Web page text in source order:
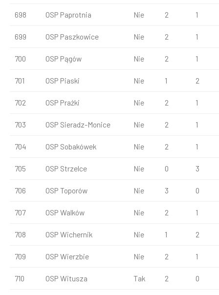
698 OSP Paprotnia Nie 2 1
699 OSP Paszkowice Nie 2 1
700 OSP Pągów Nie 2 1
701 OSP Piaski Nie 1 2
702 OSP Prażki Nie 2 1
703 OSP Sieradz-Monice Nie 2 1
704 OSP Sobakówek Nie 2 1
705 OSP Strzelce Nie 0 3
706 OSP Toporów Nie 3 0
707 OSP Walków Nie 2 1
708 OSP Wichernik Nie 1 2
709 OSP Wierzbie Nie 2 1
710 OSP Witusza Tak 2 0